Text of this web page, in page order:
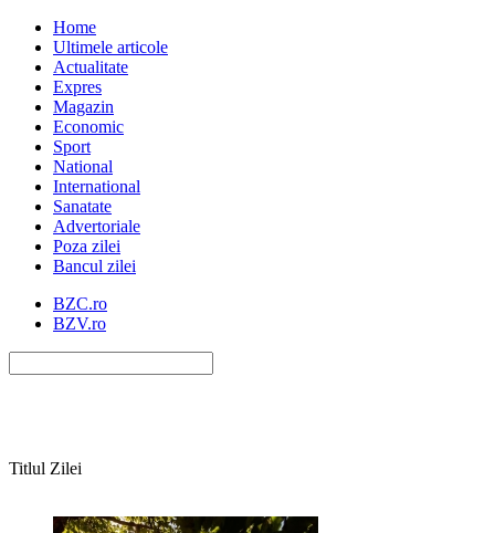
Home
Ultimele articole
Actualitate
Expres
Magazin
Economic
Sport
National
International
Sanatate
Advertoriale
Poza zilei
Bancul zilei
BZC.ro
BZV.ro
Titlul Zilei